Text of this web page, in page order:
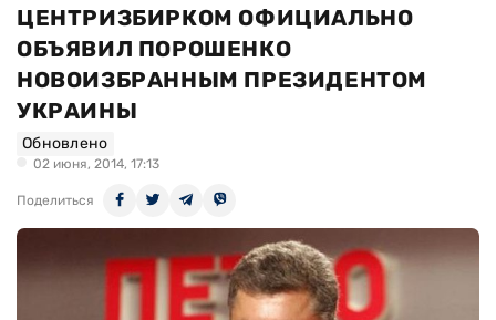
ЦЕНТРИЗБИРКОМ ОФИЦИАЛЬНО
ОБЪЯВИЛ ПОРОШЕНКО
НОВОИЗБРАННЫМ ПРЕЗИДЕНТОМ
УКРАИНЫ
Обновлено
02 июня, 2014, 17:13
Поделиться